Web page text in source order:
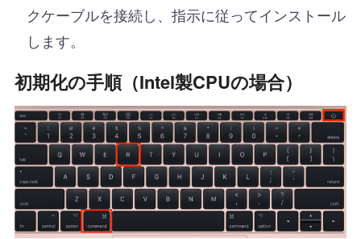
クケーブルを接続し、指示に従ってインストール
します。
初期化の手順（Intel製CPUの場合）